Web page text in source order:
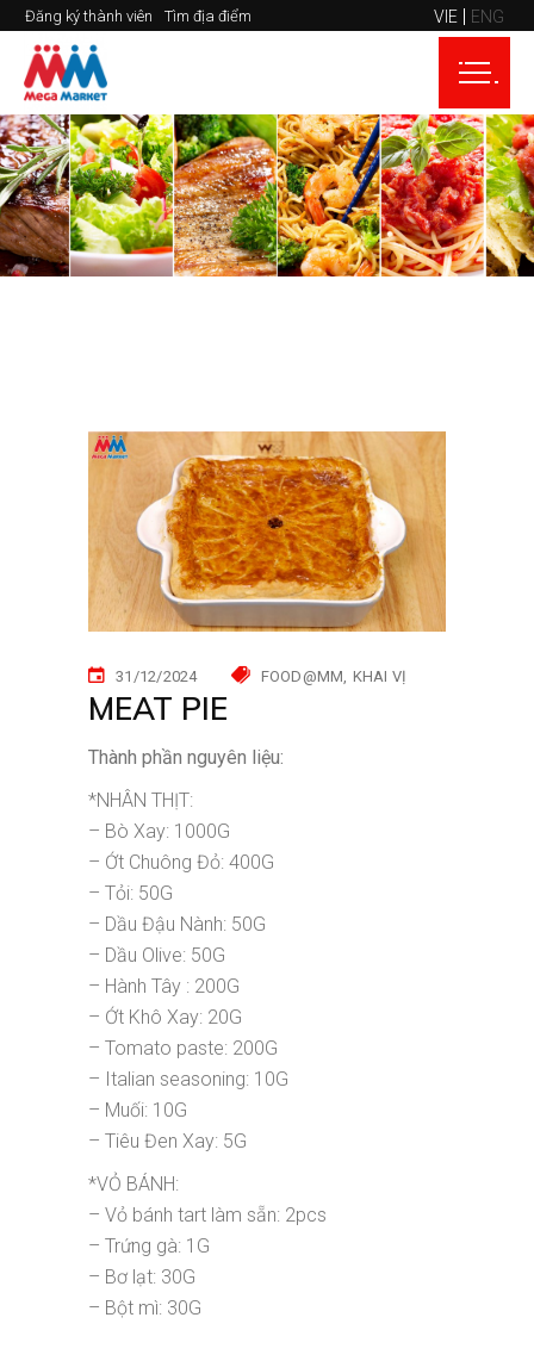
Đăng ký thành viên Tìm địa điểm VIE ENG
31/12/2024 FOOD@MM KHAI VỊ
MEAT PIE
Thành phần nguyên liệu:
*NHÂN THỊT:
– Bò Xay: 1000G
– Ớt Chuông Đỏ: 400G
– Tỏi: 50G
– Dầu Đậu Nành: 50G
– Dầu Olive: 50G
– Hành Tây : 200G
– Ớt Khô Xay: 20G
– Tomato paste: 200G
– Italian seasoning: 10G
– Muối: 10G
– Tiêu Đen Xay: 5G
*VỎ BÁNH:
– Vỏ bánh tart làm sẵn: 2pcs
– Trứng gà: 1G
– Bơ lạt: 30G
– Bột mì: 30G